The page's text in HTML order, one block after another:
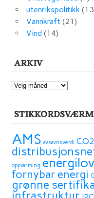
utenrikspolitikk
Vannkraft (21)
Vind (14)
ARKIV
ARKIV
STIKKORDSVÆRM
AMS avsavnsverdi CO2
oppvarming energilov
fornybar energi
grønne